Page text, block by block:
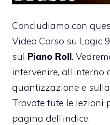
Concludiamo con
Video Corso su Logic
sul Piano Roll.
intervenire, all’interno
quantizzazione e
Trovate tute le lezioni
pagina dell’indice.